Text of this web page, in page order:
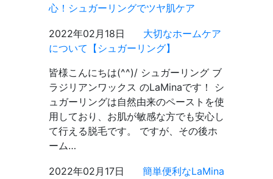
心！シュガーリングでツヤ肌ケア
2022年02月18日
大切なホームケア
について【シュガーリング】
皆様こんにちは(^^)/ シュガーリング ブ
ラジリアンワックス のLaMinaです！ シ
ュガーリングは自然由来のペーストを使
用しており、お肌が敏感な方でも安心し
て行える脱毛です。 ですが、その後ホ
ーム…
2022年02月17日
簡単便利なLaMina